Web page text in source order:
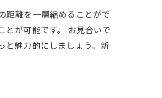
距離を一層縮めることがで
が可能です。 お見合いで
と魅力的にしましょう。新